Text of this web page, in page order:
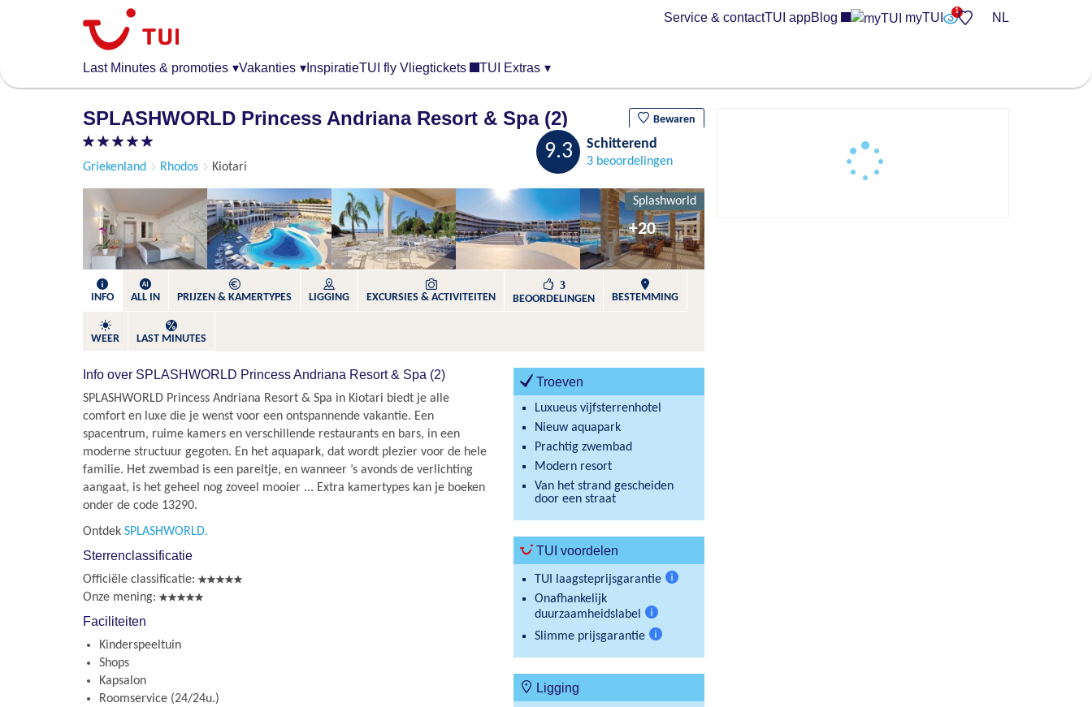
algemene
Last Minutes & promoties ▾Vakanties ▾ InspiratieTUI fly Vliegtickets TUI Extras ▾
Service & contactTUI appBlog myTUI NL
SPLASHWORLD Princess Andriana Resort & Spa (2) Bewaren
Griekenland Rhodos Kiotari
Splashworld
9.3 Schitterend
3 beoordelingen
+20
INFO ALL IN PRIJZEN & KAMERTYPES LIGGING EXCURSIES & ACTIVITEITEN
3
BEOORDELINGEN
BESTEMMING
WEER LAST MINUTES
Info over SPLASHWORLD Princess Andriana Resort & Spa (2)
SPLASHWORLD Princess Andriana Resort & Spa in Kiotari biedt je alle
comfort en luxe die je wenst voor een ontspannende vakantie. Een
spacentrum, ruime kamers en verschillende restaurants en bars, in een
moderne structuur gegoten. En het aquapark, dat wordt plezier voor de hele
familie. Het zwembad is een pareltje, en wanneer ’s avonds de verlichting
aangaat, is het geheel nog zoveel mooier ... Extra kamertypes kan je boeken
onder de code 13290.
Ontdek SPLASHWORLD.
Sterrenclassificatie
Officiële classificatie:
Onze mening:
Faciliteiten
Kinderspeeltuin
Shops
Kapsalon
Roomservice (24/24u.)
Troeven
Luxueus vijfsterrenhotel
Nieuw aquapark
Prachtig zwembad
Modern resort
Van het strand gescheiden
door een straat
TUI voordelen
TUI laagsteprijsgarantie
Onafhankelijk
duurzaamheidslabel
Meer
informatie
Slimme prijsgarantie
Ligging